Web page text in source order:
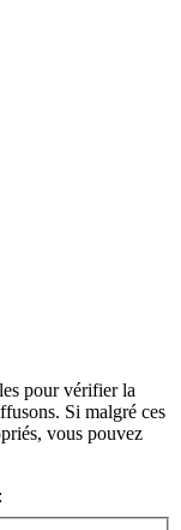
pour vérifier la
Si malgré ces
vous pouvez